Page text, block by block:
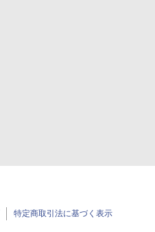
特定商取引法に基づく表示